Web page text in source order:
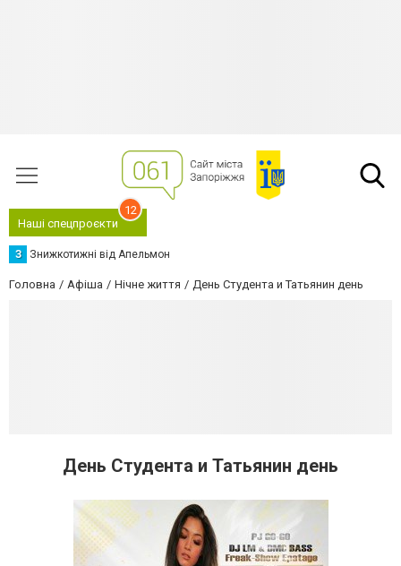
Наші спецпроєкти
12
З Знижкотижні від Апельмон
Головна Афіша Нічне життя День Студента и Татьянин день
День Студента и Татьянин день